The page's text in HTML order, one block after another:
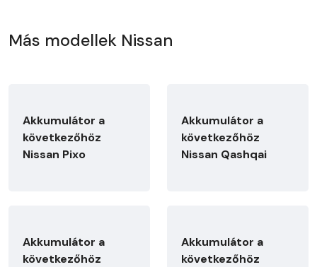
Más modellek Nissan
Akkumulátor a
következőhöz
Nissan Pixo
Akkumulátor a
következőhöz
Nissan Qashqai
Akkumulátor a
következőhöz
Akkumulátor a
következőhöz